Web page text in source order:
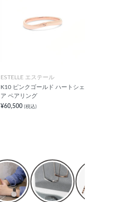
ESTELLE エステール
K10 ピンクゴールド ハートシェ
ア ペアリング
¥60,500 (税込)